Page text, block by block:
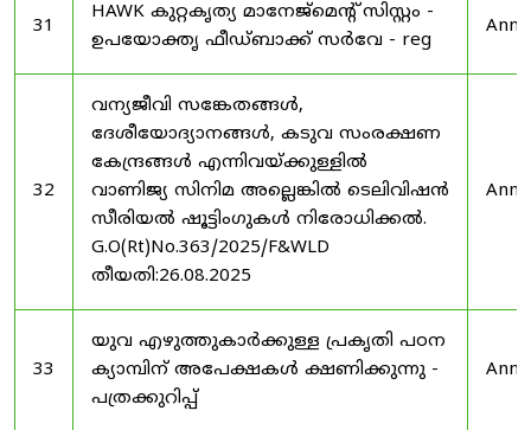
31
HAWK കുറ്റകൃത്യ മാനേജ്മെന്റ് സിസ്റ്റം -
ഉപയോക്തൃ ഫീഡ്‌ബാക്ക് സർവേ - reg
32
വന്യജീവി സങ്കേതങ്ങൾ,
ദേശീയോദ്യാനങ്ങൾ, കടുവ സംരക്ഷണ
കേന്ദ്രങ്ങൾ എന്നിവയ്ക്കുള്ളിൽ
വാണിജ്യ സിനിമ അല്ലെങ്കിൽ ടെലിവിഷൻ
സീരിയൽ ഷൂട്ടിംഗുകൾ നിരോധിക്കൽ.
G.O(Rt)No.363/2025/F&WLD
തീയതി:26.08.2025
33
യുവ എഴുത്തുകാർക്കുള്ള പ്രകൃതി പഠന
ക്യാമ്പിന് അപേക്ഷകൾ ക്ഷണിക്കുന്നു -
പത്രക്കുറിപ്പ്